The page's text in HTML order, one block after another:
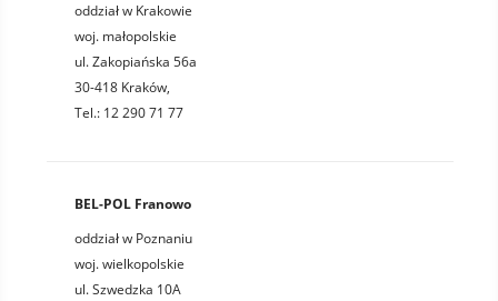
oddział w Krakowie
woj. małopolskie
ul. Zakopiańska 56a
30-418 Kraków,
Tel.: 12 290 71 77
BEL-POL Franowo
oddział w Poznaniu
woj. wielkopolskie
ul. Szwedzka 10A